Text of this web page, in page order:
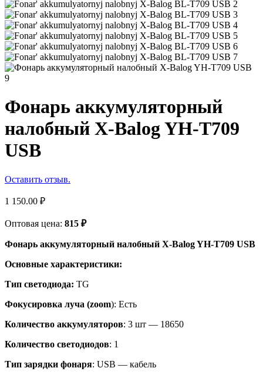
Фонарь аккумуляторный
налобный X-Balog YH-T709
USB
Оставить отзыв.
1 150.00 ₽
Оптовая цена: 815 ₽
Фонарь аккумуляторный налобный X-Balog YH-T709 USB
Основные характеристики:
Тип светодиода: TG
Фокусировка луча (zoom): Есть
Количество аккумуляторов: 3 шт — 18650
Количество светодиодов: 1
Тип зарядки фонаря: USB — кабель